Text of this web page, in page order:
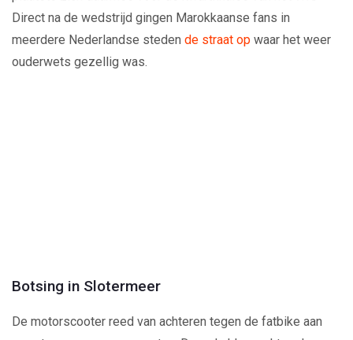
Direct na de wedstrijd gingen Marokkaanse fans in
meerdere Nederlandse steden de straat op waar het weer
ouderwets gezellig was.
Botsing in Slotermeer
De motorscooter reed van achteren tegen de fatbike aan